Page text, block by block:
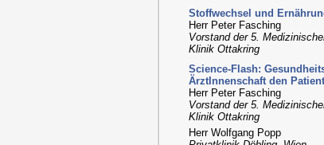
Stoffwechsel und
Herr Peter Fasching
Vorstand der 5.
Klinik Ottakring
Science-Flash:
ÄrztInnenschaft den
Herr Peter Fasching
Vorstand der 5.
Klinik Ottakring
Herr Wolfgang Popp